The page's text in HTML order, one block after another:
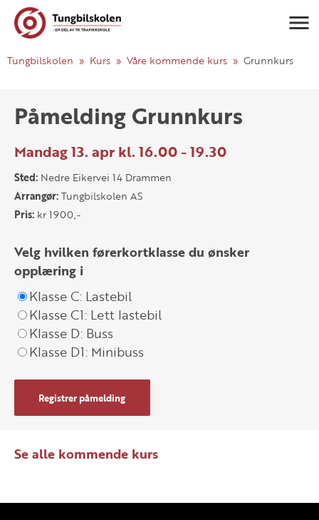
Tungbilskolen Kurs Våre kommende kurs Grunnkurs
Påmelding Grunnkurs
Mandag 13. apr kl. 16.00 - 19.30
Sted: Nedre Eikervei 14 Drammen
Arrangør:Tungbilskolen AS
Pris: kr 1900,-
Velg hvilken førerkortklasse du ønsker
opplæring i
Klasse C: Lastebil
Klasse C1: Lett lastebil
Klasse D: Buss
Klasse D1: Minibuss
Registrer påmelding
Se alle kommende kurs